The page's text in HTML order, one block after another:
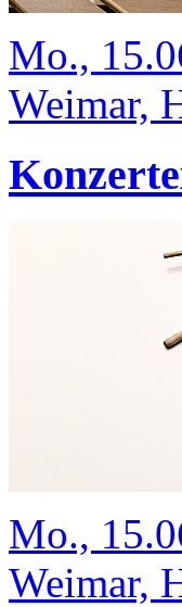
Mo.,
Weimar,
Mo.,
Weimar,